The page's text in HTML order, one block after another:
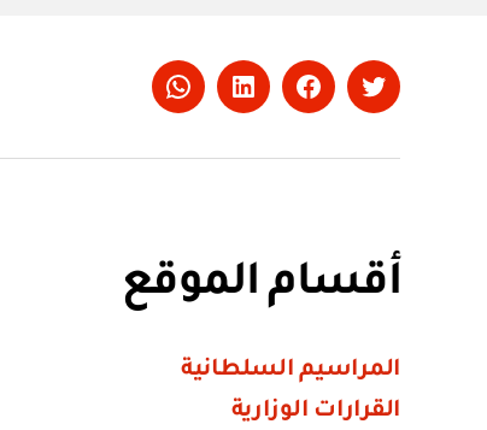
Twitter
Facebook
LinkedIn
Whatsapp
أقسام الموقع
المراسيم السلطانية
القرارات الوزارية